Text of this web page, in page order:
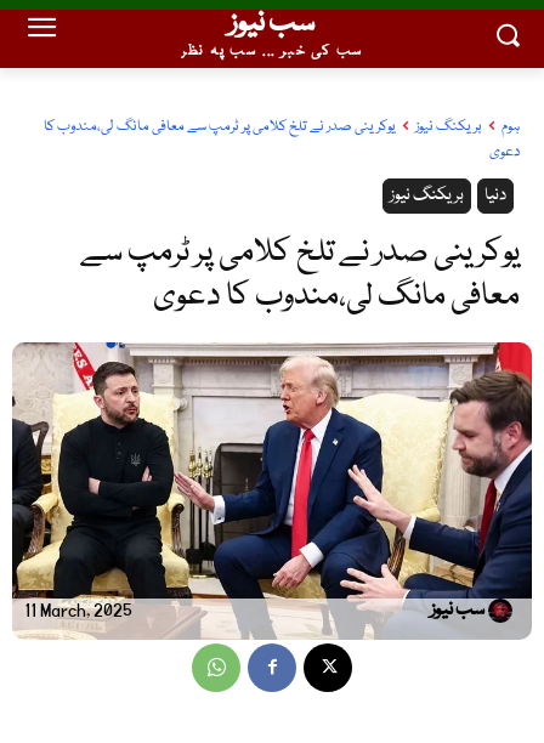
سب نیوز
سب کی خبر ... سب پہ نظر
ہوم بریکنگ نیوز
یوکرینی صدر نے تلخ کلامی پر ٹرمپ سے معافی مانگ لی،مندوب کا
دعوی
بریکنگ نیوز دنیا
یوکرینی صدر نے تلخ کلامی پر ٹرمپ سے
معافی مانگ لی،مندوب کا دعوی
11 March, 2025 سب نیوز